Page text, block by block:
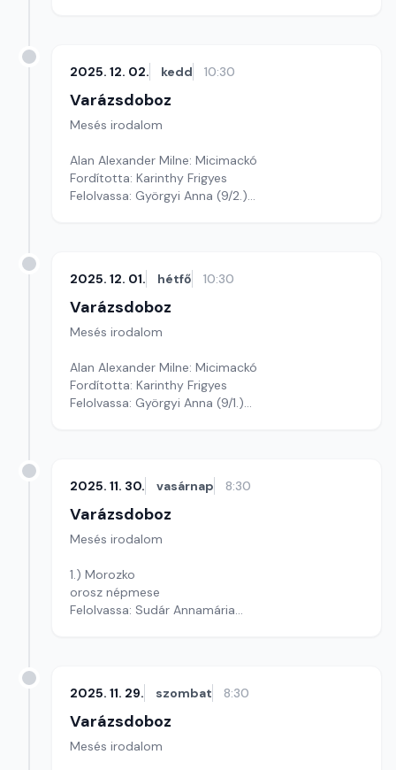
2025. 12. 02. kedd 10:30
Varázsdoboz
Mesés irodalom
Alan Alexander Milne: Micimackó
Fordította: Karinthy Frigyes
Felolvassa: Györgyi Anna (9/2.)
2025. 12. 01. hétfő 10:30
Varázsdoboz
Mesés irodalom
Alan Alexander Milne: Micimackó
Fordította: Karinthy Frigyes
Felolvassa: Györgyi Anna (9/1.)
2025. 11. 30. vasárnap 8:30
Varázsdoboz
Mesés irodalom
1.) Morozko
orosz népmese
Felolvassa: Sudár Annamária
2025. 11. 29. szombat 8:30
Varázsdoboz
Mesés irodalom